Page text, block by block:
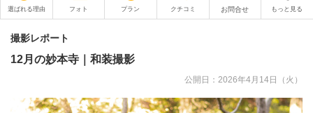
選ばれる理由 フォト プラン クチコミ お問合せ もっと見る
撮影レポート
衣装
撮影レポート
12月の妙本寺｜和装撮影
公開日：2026年4月14日（火）